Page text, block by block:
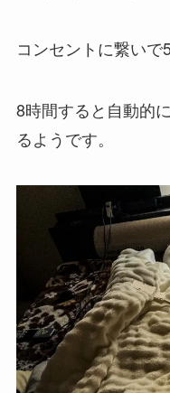
コンセントに繋いで
8時間すると自動的
るようです。